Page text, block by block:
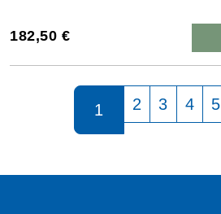
182,50 €
Seite 1 von 6
1 2 3 4 5